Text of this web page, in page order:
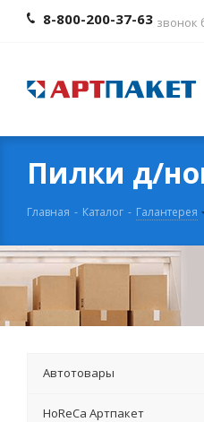
8-800-200-37-63 звонок
Пилки д/
Главная - Каталог - Галантерея
Автотовары
HoReCa Артпакет